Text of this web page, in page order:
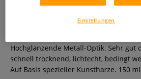
0 Bewertungen
Hochglänzende Metall-Optik. Sehr gut
schnell trocknend, lichtecht, bedingt
Auf Basis spezieller Kunstharze. 150
Einstellungen